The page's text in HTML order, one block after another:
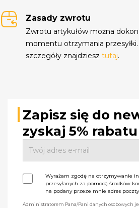
Zasady zwrotu
Zwrotu artykułów można
momentu otrzymania
szczegóły znajdziesztutaj.
Zapisz się do
zyskaj 5% rabatu
Wyrażam zgodę na otrzymywanie
przesyłanych za pomocą środków
na podany przeze mnie adres
Administratorem Pana/Pani danych osobowych